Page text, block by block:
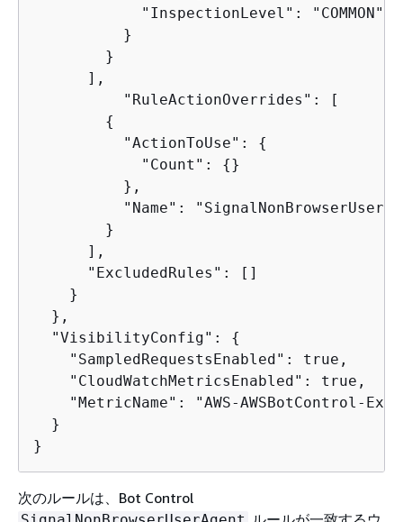
            "InspectionLevel": "COMMON"
          }
        }
      ],
{
          "ActionToUse":
{
            "Count":
{}
          },
"Name":
        }
      ],
      "ExcludedRules": []
    }
  },
  "VisibilityConfig":
{
    "SampledRequestsEnabled": true,
    "CloudWatchMetricsEnabled": true,
"MetricName": "AWS-AWSBotControl-
  }
}
次のルールは、Bot Control